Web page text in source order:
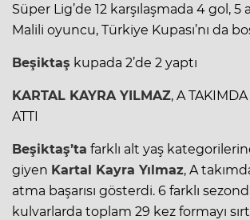
Süper Lig’de 12 karşılaşmada 4 gol,
Malili oyuncu, Türkiye Kupası’nı da
Beşiktaş kupada 2’de 2 yaptı
KARTAL KAYRA YILMAZ, A
ATTI
Beşiktaş’ta farklı alt yaş
giyen Kartal Kayra Yılmaz, A
atma başarısı gösterdi. 6 farklı
kulvarlarda toplam 29 kez formayı